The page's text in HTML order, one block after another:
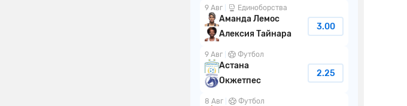
9 Авг Единоборства
Аманда Лемос
Алексия Тайнара
3.00
9 Авг Футбол
Астана
Окжетпес
2.25
8 Авг Футбол